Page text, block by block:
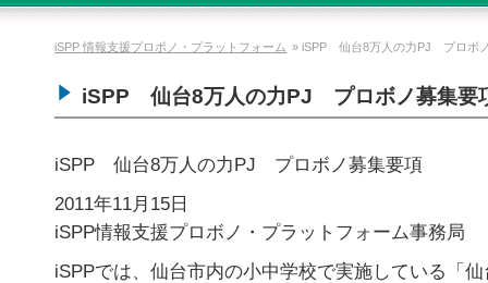
iSPP 情報支援プロボノ・プラットフォーム » iSPP 仙台8万人の力PJ プロボ
iSPP 仙台8万人の力PJ プロボノ募集要
iSPP 仙台8万人の力PJ プロボノ募集要項
2011年11月15日
iSPP情報支援プロボノ・プラットフォーム事務局
iSPPでは、仙台市内の小中学校で実施している「